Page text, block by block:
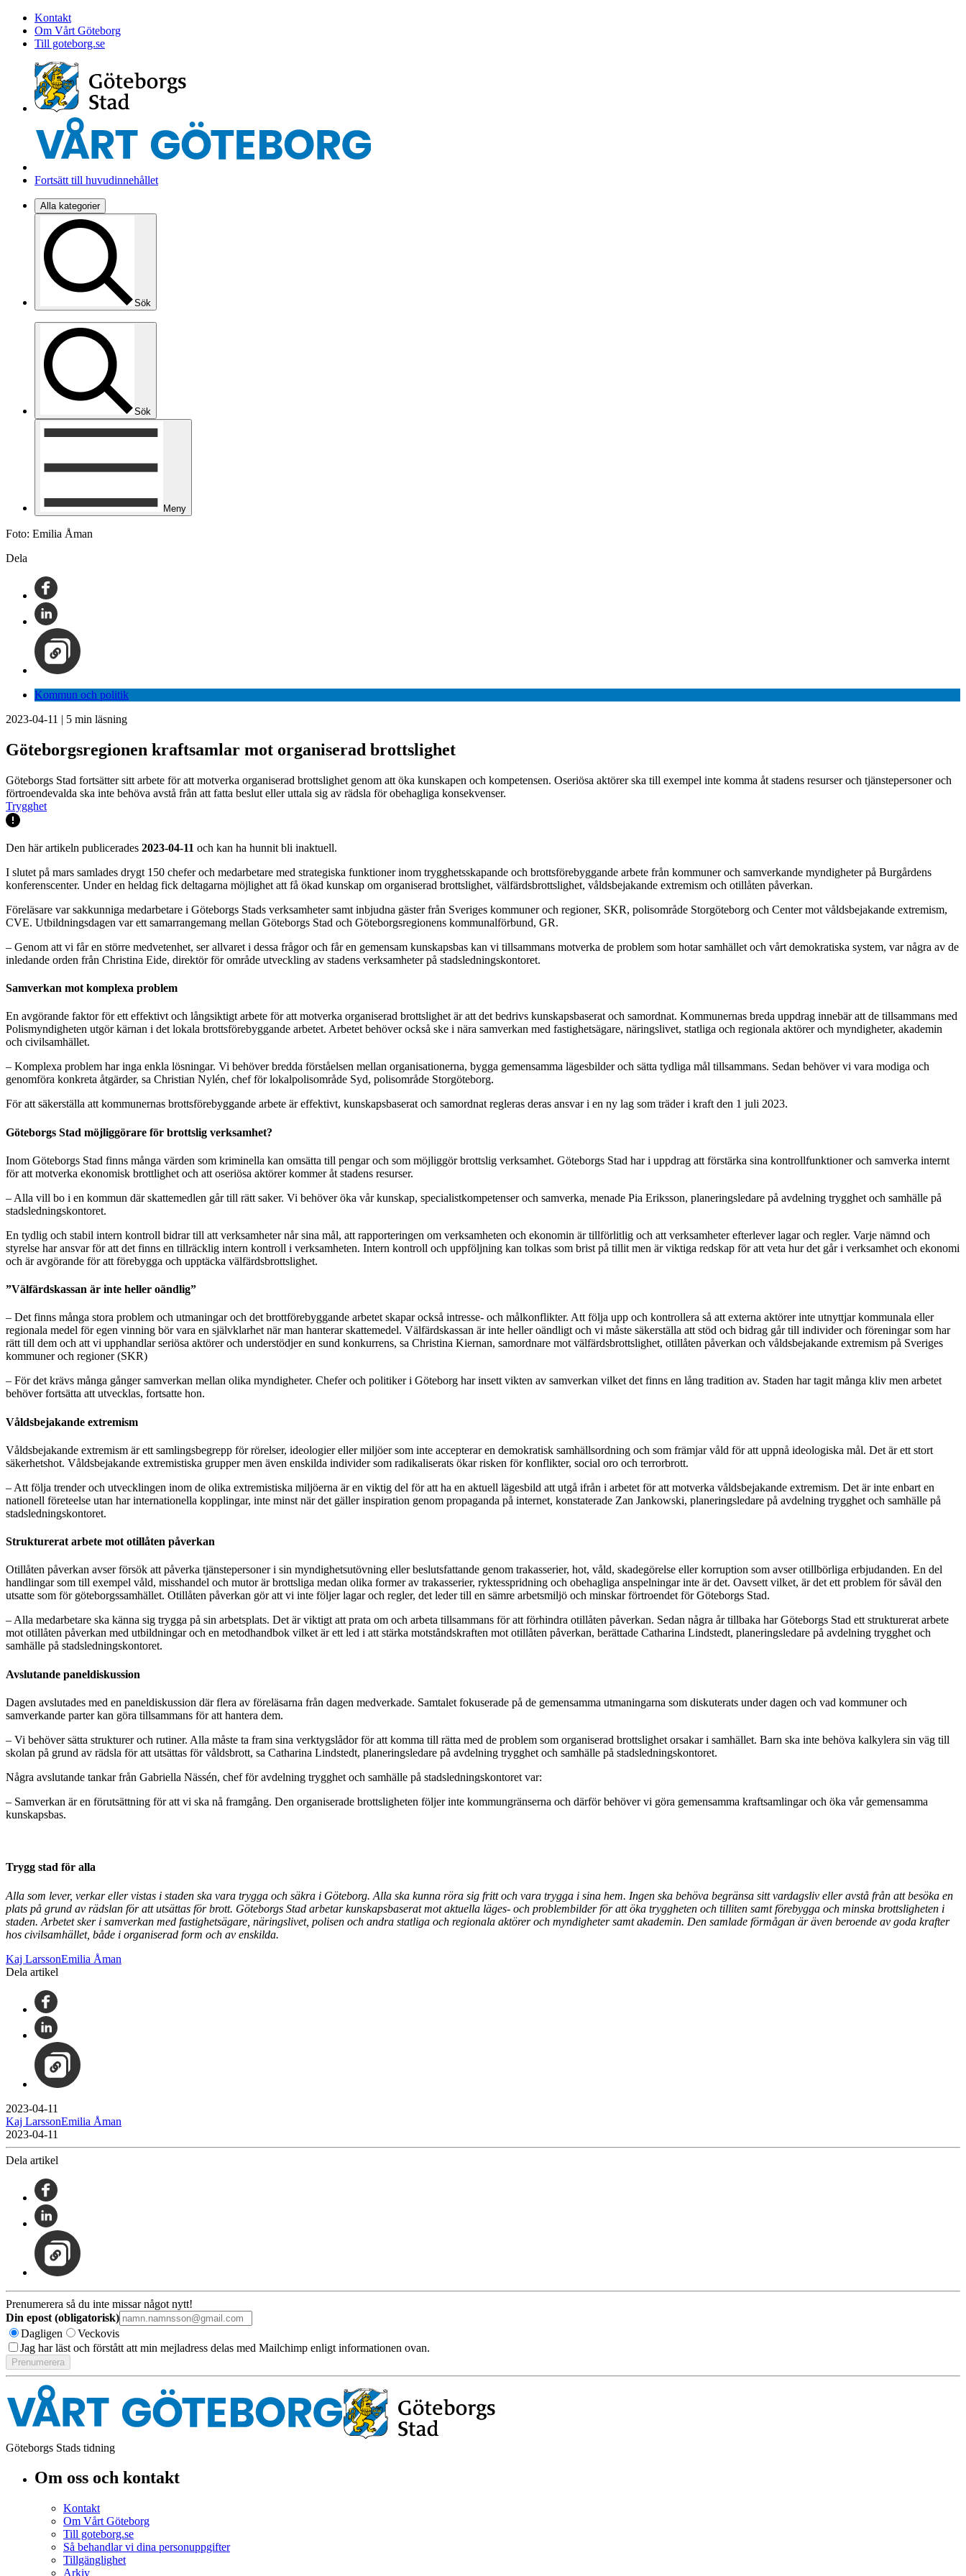
Kontakt
Om Vårt Göteborg
Till goteborg.se
Fortsätt till huvudinnehållet
Alla kategorier
Sök
Sök
Meny
Foto: Emilia Åman
Dela
Kommun och politik
2023-04-11 | 5 min läsning
Göteborgsregionen kraftsamlar mot organiserad brottslighet
Göteborgs Stad fortsätter sitt arbete för att motverka organiserad brottslighet genom att öka kunskapen och kompetensen. Oseriösa aktörer ska till exempel inte komma åt stadens resurser och tjänstepersoner och
förtroendevalda ska inte behöva avstå från att fatta beslut eller uttala sig av rädsla för obehagliga konsekvenser.
Trygghet
Den här artikeln publicerades 2023-04-11 och kan ha hunnit bli inaktuell.
I slutet på mars samlades drygt 150 chefer och medarbetare med strategiska funktioner inom trygghetsskapande och brottsförebyggande arbete från kommuner och samverkande myndigheter på Burgårdens
konferenscenter. Under en heldag fick deltagarna möjlighet att få ökad kunskap om organiserad brottslighet, välfärdsbrottslighet, våldsbejakande extremism och otillåten påverkan.
Föreläsare var sakkunniga medarbetare i Göteborgs Stads verksamheter samt inbjudna gäster från Sveriges kommuner och regioner, SKR, polisområde Storgöteborg och Center mot våldsbejakande extremism,
CVE. Utbildningsdagen var ett samarrangemang mellan Göteborgs Stad och Göteborgsregionens kommunalförbund, GR.
– Genom att vi får en större medvetenhet, ser allvaret i dessa frågor och får en gemensam kunskapsbas kan vi tillsammans motverka de problem som hotar samhället och vårt demokratiska system, var några av de
inledande orden från Christina Eide, direktör för område utveckling av stadens verksamheter på stadsledningskontoret.
Samverkan mot komplexa problem
En avgörande faktor för ett effektivt och långsiktigt arbete för att motverka organiserad brottslighet är att det bedrivs kunskapsbaserat och samordnat. Kommunernas breda uppdrag innebär att de tillsammans med
Polismyndigheten utgör kärnan i det lokala brottsförebyggande arbe­tet. Arbetet behöver också ske i nära samverkan med fastighetsägare, näringslivet, statliga och regionala aktörer och myndigheter, akademin
och civilsamhället.
– Komplexa problem har inga enkla lösningar. Vi behöver bredda förståelsen mellan organisationerna, bygga gemensamma lägesbilder och sätta tydliga mål tillsammans. Sedan behöver vi vara modiga och
genomföra konkreta åtgärder, sa Christian Nylén, chef för lokalpolisområde Syd, polisområde Storgöteborg.
För att säkerställa att kommunernas brottsförebyggande arbete är effektivt, kunskapsbaserat och samordnat regleras deras ansvar i en ny lag som träder i kraft den 1 juli 2023.
Göteborgs Stad möjliggörare för brottslig verksamhet?
Inom Göteborgs Stad finns många värden som kriminella kan omsätta till pengar och som möjliggör brottslig verksamhet. Göteborgs Stad har i uppdrag att förstärka sina kontrollfunktioner och samverka internt
för att motverka ekonomisk brottlighet och att oseriösa aktörer kommer åt stadens resurser.
– Alla vill bo i en kommun där skattemedlen går till rätt saker. Vi behöver öka vår kunskap, specialistkompetenser och samverka, menade Pia Eriksson, planeringsledare på avdelning trygghet och samhälle på
stadsledningskontoret.
En tydlig och stabil intern kontroll bidrar till att verksamheter når sina mål, att rapporteringen om verksamheten och ekonomin är tillförlitlig och att verksamheter efterlever lagar och regler. Varje nämnd och
styrelse har ansvar för att det finns en tillräcklig intern kontroll i verksamheten. Intern kontroll och uppföljning kan tolkas som brist på tillit men är viktiga redskap för att veta hur det går i verksamhet och ekonomi
och är avgörande för att förebygga och upptäcka välfärdsbrottslighet.
”Välfärdskassan är inte heller oändlig”
– Det finns många stora problem och utmaningar och det brottförebyggande arbetet skapar också intresse- och målkonflikter. Att följa upp och kontrollera så att externa aktörer inte utnyttjar kommunala eller
regionala medel för egen vinning bör vara en självklarhet när man hanterar skattemedel. Välfärdskassan är inte heller oändligt och vi måste säkerställa att stöd och bidrag går till individer och föreningar som har
rätt till dem och att vi upphandlar seriösa aktörer och understödjer en sund konkurrens, sa Christina Kiernan, samordnare mot välfärdsbrottslighet, otillåten påverkan och våldsbejakande extremism på Sveriges
kommuner och regioner (SKR)
– För det krävs många gånger samverkan mellan olika myndigheter. Chefer och politiker i Göteborg har insett vikten av samverkan vilket det finns en lång tradition av. Staden har tagit många kliv men arbetet
behöver fortsätta att utvecklas, fortsatte hon.
Våldsbejakande extremism
Våldsbejakande extremism är ett samlingsbegrepp för rörelser, ideologier eller miljöer som inte accepterar en demokratisk samhällsordning och som främjar våld för att uppnå ideologiska mål. Det är ett stort
säkerhetshot. Våldsbejakande extremistiska grupper men även enskilda individer som radikaliserats ökar risken för konflikter, social oro och terrorbrott.
– Att följa trender och utvecklingen inom de olika extremistiska miljöerna är en viktig del för att ha en aktuell lägesbild att utgå ifrån i arbetet för att motverka våldsbejakande extremism. Det är inte enbart en
nationell företeelse utan har internationella kopplingar, inte minst när det gäller inspiration genom propaganda på internet, konstaterade Zan Jankowski, planeringsledare på avdelning trygghet och samhälle på
stadsledningskontoret.
Strukturerat arbete mot otillåten påverkan
Otillåten påverkan avser försök att påverka tjänstepersoner i sin myndighetsutövning eller beslutsfattande genom trakasserier, hot, våld, skadegörelse eller korruption som avser otillbörliga erbjudanden. En del
handlingar som till exempel våld, misshandel och mutor är brottsliga medan olika former av trakasserier, ryktesspridning och obehagliga anspelningar inte är det. Oavsett vilket, är det ett problem för såväl den
utsatte som för göteborgssamhället. Otillåten påverkan gör att vi inte följer lagar och regler, det leder till en sämre arbetsmiljö och minskar förtroendet för Göteborgs Stad.
– Alla medarbetare ska känna sig trygga på sin arbetsplats. Det är viktigt att prata om och arbeta tillsammans för att förhindra otillåten påverkan. Sedan några år tillbaka har Göteborgs Stad ett strukturerat arbete
mot otillåten påverkan med utbildningar och en metodhandbok vilket är ett led i att stärka motståndskraften mot otillåten påverkan, berättade Catharina Lindstedt, planeringsledare på avdelning trygghet och
samhälle på stadsledningskontoret.
Avslutande paneldiskussion
Dagen avslutades med en paneldiskussion där flera av föreläsarna från dagen medverkade. Samtalet fokuserade på de gemensamma utmaningarna som diskuterats under dagen och vad kommuner och
samverkande parter kan göra tillsammans för att hantera dem.
– Vi behöver sätta strukturer och rutiner. Alla måste ta fram sina verktygslådor för att komma till rätta med de problem som organiserad brottslighet orsakar i samhället. Barn ska inte behöva kalkylera sin väg till
skolan på grund av rädsla för att utsättas för våldsbrott, sa Catharina Lindstedt, planeringsledare på avdelning trygghet och samhälle på stadsledningskontoret.
Några avslutande tankar från Gabriella Nässén, chef för avdelning trygghet och samhälle på stadsledningskontoret var:
– Samverkan är en förutsättning för att vi ska nå framgång. Den organiserade brottsligheten följer inte kommungränserna och därför behöver vi göra gemensamma kraftsamlingar och öka vår gemensamma
kunskapsbas.
Trygg stad för alla
Alla som lever, verkar eller vistas i staden ska vara trygga och säkra i Göteborg. Alla ska kunna röra sig fritt och vara trygga i sina hem. Ingen ska behöva begränsa sitt vardagsliv eller avstå från att besöka en
plats på grund av rädslan för att utsättas för brott. Göteborgs Stad arbetar kunskapsbaserat mot aktuella läges- och problembilder för att öka tryggheten och tilliten samt förebygga och minska brottsligheten i
staden. Arbetet sker i samverkan med fastighetsägare, näringslivet, polisen och andra statliga och regionala aktörer och myndigheter samt akademin. Den samlade förmågan är även beroende av goda krafter
hos civilsamhället, både i organiserad form och av enskilda.
Kaj LarssonEmilia Åman
Dela artikel
2023-04-11
Kaj LarssonEmilia Åman
2023-04-11
Dela artikel
Prenumerera så du inte missar något nytt!
Din epost (obligatorisk)
Dagligen
Veckovis
Jag har läst och förstått att min mejladress delas med Mailchimp enligt informationen ovan.
Göteborgs Stads tidning
Om oss och kontakt
Kontakt
Om Vårt Göteborg
Till goteborg.se
Så behandlar vi dina personuppgifter
Tillgänglighet
Arkiv